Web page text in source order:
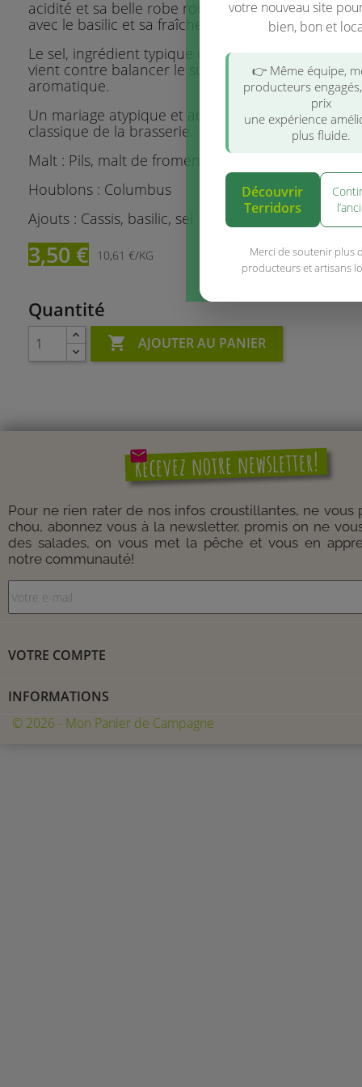
acidité et sa belle robe rouge, qui s'accorde à
avec le basilic et sa fraîcheur herbacée.
Le sel, ingrédient typique du style, ajouté lors du
vient contre balancer le sucre du fruit et amplifier
aromatique.
Un mariage atypique et addictif qui fait de cette
classique de la brasserie.
Malt : Pils, malt de froment, flocons d’avoine
Houblons : Columbus
Ajouts : Cassis, basilic, sel
3,50 € 10,61 €/KG
Quantité
 AJOUTER AU PANIER
mail
Recevez notre newsletter!
Pour ne rien rater de nos infos croustillantes, ne vous
chou, abonnez vous à la newsletter, promis on ne
des salades, on vous met la pêche et vous en
notre communauté!
VOTRE COMPTE
INFORMATIONS
© 2026 - Mon Panier de Campagne
votre nouveau site
bien, bon et
👉 Même équipe,
producteurs
prix
une expérience
plus fluide.
Découvrir
Terridors
Merci de soutenir plus
producteurs et artisans